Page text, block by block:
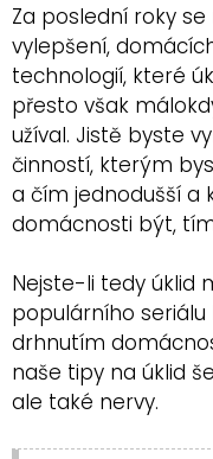
Za poslední roky
vylepšení,
technologií, které
přesto však
užíval. Jistě byste
činností, kterým
a čím jednodušší a
domácnosti být,
Nejste-li tedy úklid
populárního
drhnutím
naše tipy na úklid
ale také nervy.